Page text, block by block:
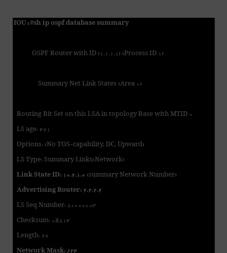
IOU1#sh ip ospf database summary
OSPF Router with ID (1.1.1.1) (Process ID 1)
Summary Net Link States (Area 0)
Routing Bit Set on this LSA in topology Base with MTID 0
LS age: 471
Options: (No TOS-capability, DC, Upward)
LS Type: Summary Links(Network)
Link State ID: 10.2.1.0 (summary Network Number)
Advertising Router: 2.2.2.2
LS Seq Number: 80000003
Checksum: 0x814
Length: 28